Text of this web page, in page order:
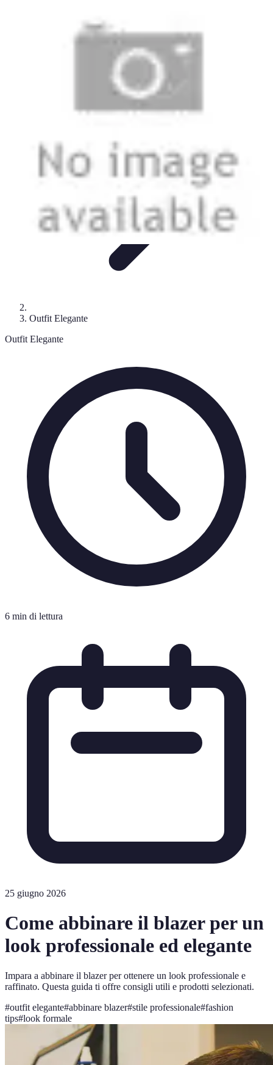
Consigli di StileTendenze
Outfit Elegante
Outfit Elegante
6 min di lettura
25 giugno 2026
Come abbinare il blazer per un
look professionale ed elegante
Impara a abbinare il blazer per ottenere un look professionale e
raffinato. Questa guida ti offre consigli utili e prodotti selezionati.
#outfit elegante#abbinare blazer#stile professionale#fashion
tips#look formale